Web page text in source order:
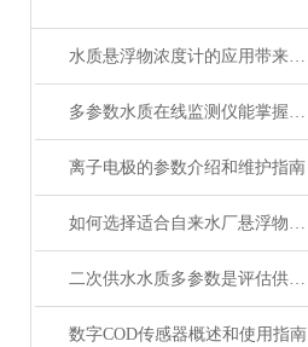
水质悬浮物浓度计的应用带来了诸多好处
多参数水质在线监测仪能掌握水质的实时动态
离子电极的参数介绍和维护指南
如何选择适合自来水厂悬浮物在线监测仪？
二次供水水质多参数是评估供水安全的关键指标
数字COD传感器概述和使用指南